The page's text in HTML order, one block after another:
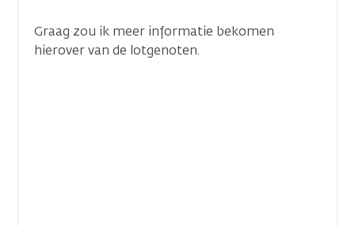
Graag zou ik meer informatie bekomen
hierover van de lotgenoten.